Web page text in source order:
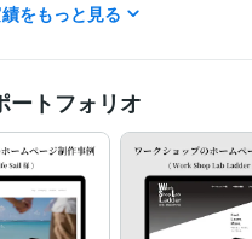
クリエイティブツール
ド:5年Google ドキュメント:5年
作成・EC構築 WEBホームペー
をもっと見る
ートフォリオ